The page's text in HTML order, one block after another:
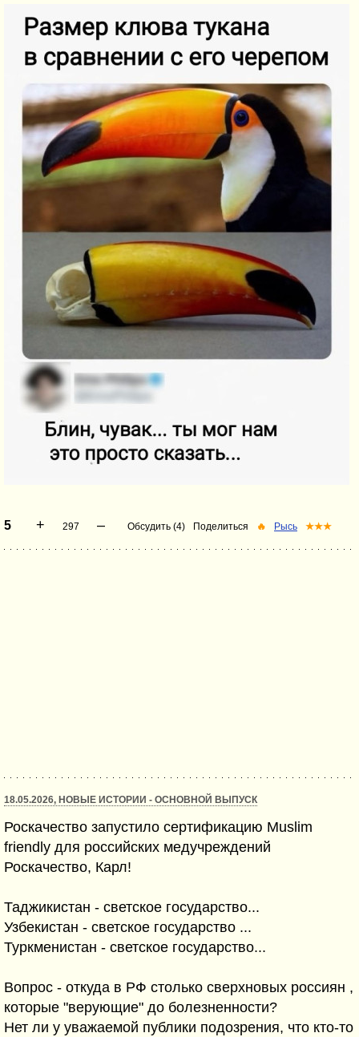
5 + 297 – Обсудить (4) Поделиться 🔥 Рысь ★★★
18.05.2026, НОВЫЕ ИСТОРИИ - ОСНОВНОЙ ВЫПУСК
Роскачество запустило сертификацию Muslim
friendly для российских медучреждений
Роскачество, Карл!
Таджикистан - светское государство...
Узбекистан - светское государство ...
Туркменистан - светское государство...
Вопрос - откуда в РФ столько сверхновых россиян ,
которые "верующие" до болезненности?
Нет ли у уважаемой публики подозрения, что кто-то